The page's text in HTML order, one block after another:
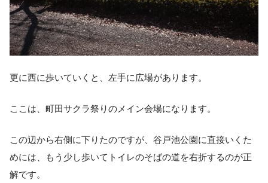
更に西に歩いていくと、左手に広場があります。
ここは、町田サクラ祭りのメイン会場になります。
この辺から右側に下りたのですが、谷戸池公園に直接いくた
めには、もう少し歩いてトイレのそばの道を右折するのが正
解です。